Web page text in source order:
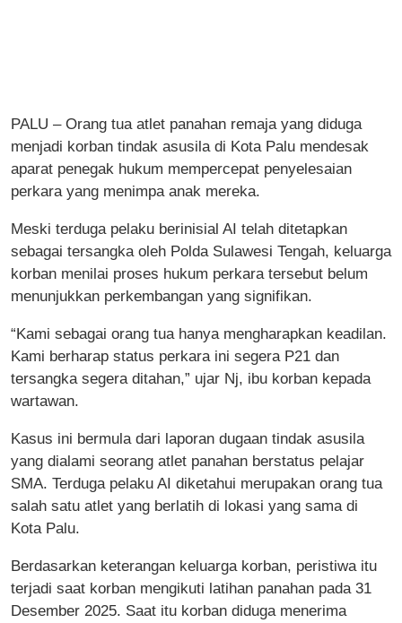
PALU – Orang tua atlet panahan remaja yang diduga
menjadi korban tindak asusila di Kota Palu mendesak
aparat penegak hukum mempercepat penyelesaian
perkara yang menimpa anak mereka.
Meski terduga pelaku berinisial AI telah ditetapkan
sebagai tersangka oleh Polda Sulawesi Tengah, keluarga
korban menilai proses hukum perkara tersebut belum
menunjukkan perkembangan yang signifikan.
“Kami sebagai orang tua hanya mengharapkan keadilan.
Kami berharap status perkara ini segera P21 dan
tersangka segera ditahan,” ujar Nj, ibu korban kepada
wartawan.
Kasus ini bermula dari laporan dugaan tindak asusila
yang dialami seorang atlet panahan berstatus pelajar
SMA. Terduga pelaku AI diketahui merupakan orang tua
salah satu atlet yang berlatih di lokasi yang sama di
Kota Palu.
Berdasarkan keterangan keluarga korban, peristiwa itu
terjadi saat korban mengikuti latihan panahan pada 31
Desember 2025. Saat itu korban diduga menerima